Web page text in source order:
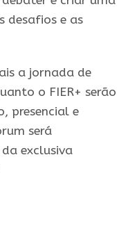
desafios e as
a jornada de
o FIER+ serão
presencial e
será
exclusiva